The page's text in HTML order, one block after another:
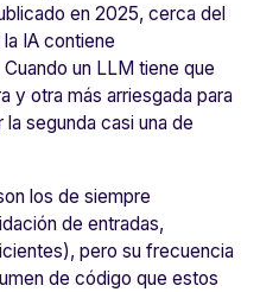
en 2025, cerca del
IA contiene
un LLM tiene que
y otra más arriesgada para
segunda casi una de
los de siempre
de entradas,
pero su frecuencia
de código que estos